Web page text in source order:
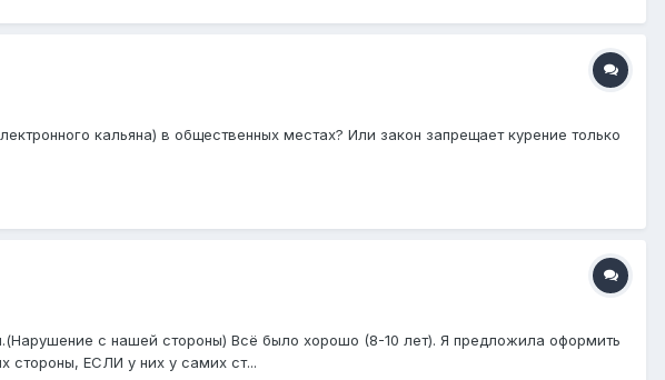
кальяна) в общественных местах? Или закон запрещает курение только
с нашей стороны) Всё было хорошо (8-10 лет). Я предложила оформить
стороны, ЕСЛИ у них у самих ст...